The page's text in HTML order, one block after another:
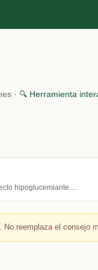
· 🔍 Herramienta
hipoglucemiante.…
No reemplaza el consejo